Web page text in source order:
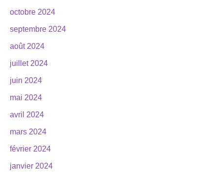
octobre 2024
septembre 2024
août 2024
juillet 2024
juin 2024
mai 2024
avril 2024
mars 2024
février 2024
janvier 2024